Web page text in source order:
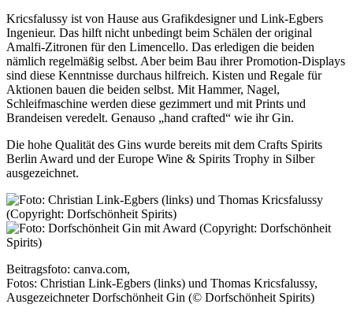
Kricsfalussy ist von Hause aus Grafikdesigner und Link-Egbers
Ingenieur. Das hilft nicht unbedingt beim Schälen der original
Amalfi-Zitronen für den Limencello. Das erledigen die beiden
nämlich regelmäßig selbst. Aber beim Bau ihrer Promotion-Displays
sind diese Kenntnisse durchaus hilfreich. Kisten und Regale für
Aktionen bauen die beiden selbst. Mit Hammer, Nagel,
Schleifmaschine werden diese gezim­mert und mit Prints und
Brandeisen veredelt. Genauso „hand crafted“ wie ihr Gin.
Die hohe Qualität des Gins wurde bereits mit dem Crafts Spirits
Berlin Award und der Eu­rope Wine & Spirits Trophy in Silber
ausgezeichnet.
Beitragsfoto: canva.com,
Fotos: Christian Link-Egbers (links) und Thomas Kricsfalussy,
Ausgezeichneter Dorfschönheit Gin (© Dorfschönheit Spirits)